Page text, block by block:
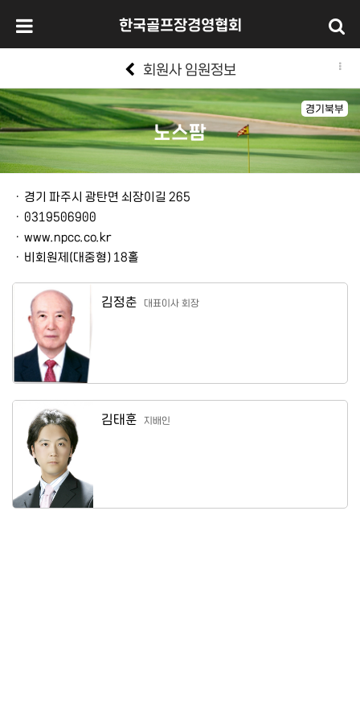
한국골프장경영협회
회원사 임원정보
경기북부
노스팜
본문
ㆍ 경기 파주시 광탄면 쇠장이길 265
ㆍ 0319506900
ㆍ www.npcc.co.kr
ㆍ 비회원제(대중형) 18홀
김정춘 대표이사 회장
김태훈 지배인